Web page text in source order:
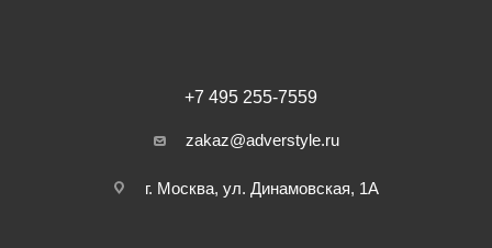
+7 495 255-7559
zakaz@adverstyle.ru
г. Москва, ул. Динамовская, 1А